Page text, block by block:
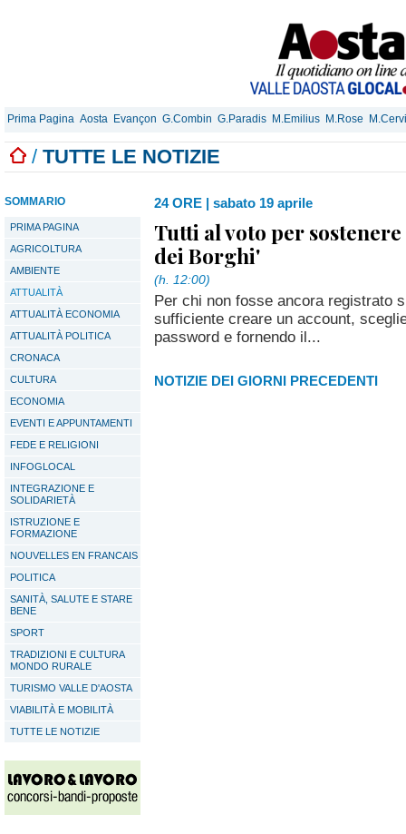
Prima Pagina Aosta Evançon G.Combin G.Paradis M.Emilius M.Rose
/ TUTTE LE NOTIZIE
SOMMARIO
PRIMA PAGINA
AGRICOLTURA
AMBIENTE
ATTUALITÀ
ATTUALITÀ ECONOMIA
ATTUALITÀ POLITICA
CRONACA
CULTURA
ECONOMIA
EVENTI E APPUNTAMENTI
FEDE E RELIGIONI
INFOGLOCAL
INTEGRAZIONE E
SOLIDARIETÀ
ISTRUZIONE E
FORMAZIONE
NOUVELLES EN FRANCAIS
POLITICA
SANITÀ, SALUTE E STARE
BENE
SPORT
TRADIZIONI E CULTURA
MONDO RURALE
TURISMO VALLE D'AOSTA
VIABILITÀ E MOBILITÀ
TUTTE LE NOTIZIE
24 ORE | sabato 19 aprile
Tutti al voto per
dei Borghi'
(h. 12:00)
Per chi non fosse ancora registrato
sufficiente creare un account,
password e fornendo il...
NOTIZIE DEI GIORNI PRECEDENTI